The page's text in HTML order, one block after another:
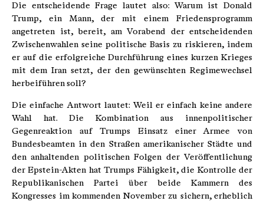
Die entscheidende Frage lautet also: Warum ist Donald
Trump, ein Mann, der mit einem Friedensprogramm
angetreten ist, bereit, am Vorabend der entscheidenden
Zwischenwahlen seine politische Basis zu riskieren, indem
er auf die erfolgreiche Durchführung eines kurzen Krieges
mit dem Iran setzt, der den gewünschten Regimewechsel
herbeiführen soll?
Die einfache Antwort lautet: Weil er einfach keine andere
Wahl hat. Die Kombination aus innenpolitischer
Gegenreaktion auf Trumps Einsatz einer Armee von
Bundesbeamten in den Straßen amerikanischer Städte und
den anhaltenden politischen Folgen der Veröffentlichung
der Epstein-Akten hat Trumps Fähigkeit, die Kontrolle der
Republikanischen Partei über beide Kammern des
Kongresses im kommenden November zu sichern, erheblich